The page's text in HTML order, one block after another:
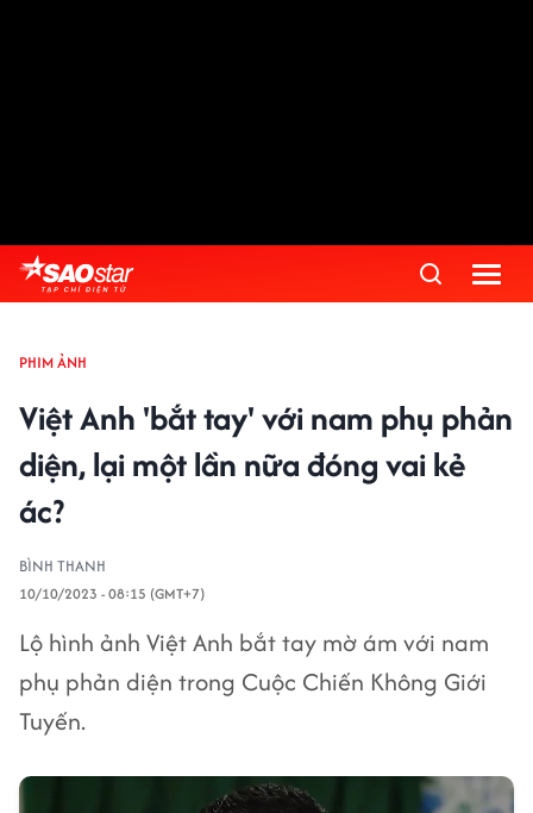
PHIM ẢNH
Việt Anh 'bắt tay' với nam phụ phản
diện, lại một lần nữa đóng vai kẻ
ác?
BÌNH THANH
10/10/2023 - 08:15 (GMT+7)
Lộ hình ảnh Việt Anh bắt tay mờ ám với nam
phụ phản diện trong Cuộc Chiến Không Giới
Tuyến.